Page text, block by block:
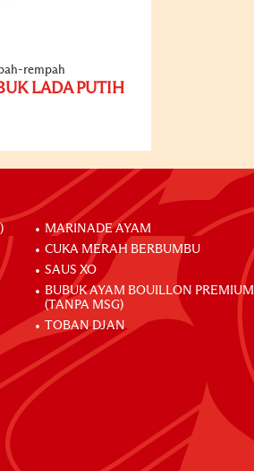
rempah
LADA PUTIH
MARINADE AYAM
CUKA MERAH BERBUMBU
SAUS XO
BUBUK AYAM BOUILLON PREMIUM
(TANPA MSG)
TOBAN DJAN